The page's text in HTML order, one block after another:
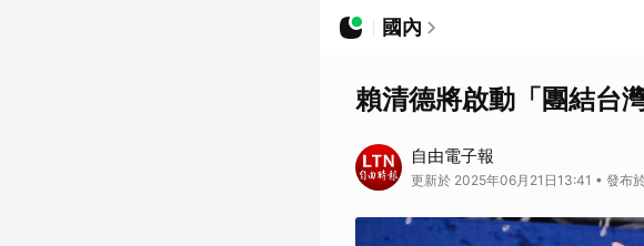
國內
賴清德將啟動「團結台
自由電子報
更新於 2025年06月21日13:41 • 發布